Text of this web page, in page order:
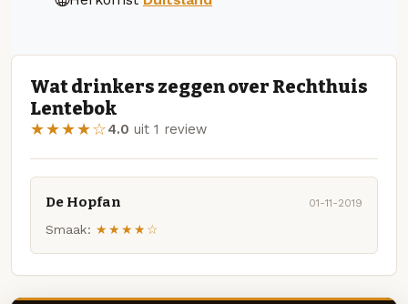
Wat drinkers zeggen over Rechthuis
Lentebok
★★★★☆4.0 uit 1 review
De Hopfan 01-11-2019
Smaak: ★★★★☆